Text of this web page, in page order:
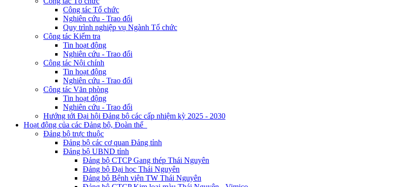
Công tác Tổ chức
Nghiên cứu - Trao đổi
Quy trình nghiệp vụ Ngành Tổ chức
Công tác Kiểm tra
Tin hoạt động
Nghiên cứu - Trao đổi
Công tác Nội chính
Tin hoạt động
Nghiên cứu - Trao đổi
Công tác Văn phòng
Tin hoạt động
Nghiên cứu - Trao đổi
Hướng tới Đại hội Đảng bộ các cấp nhiệm kỳ 2025 - 2030
Hoạt động của các Đảng bộ, Đoàn thể
Đảng bộ trực thuộc
Đảng bộ các cơ quan Đảng tỉnh
Đảng bộ UBND tỉnh
Đảng bộ CTCP Gang thép Thái Nguyên
Đảng bộ Đại học Thái Nguyên
Đảng bộ Bệnh viện TW Thái Nguyên